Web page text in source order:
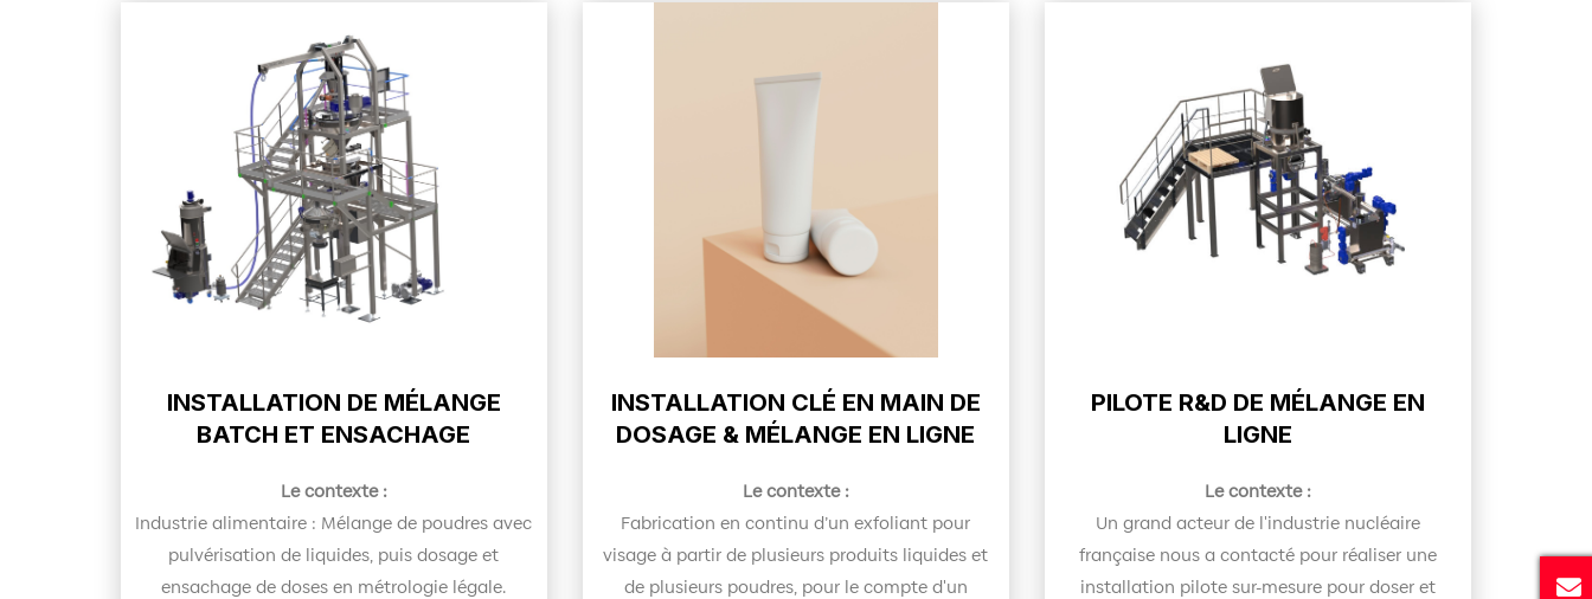
INSTALLATION DE MÉLANGE
BATCH ET ENSACHAGE
Le contexte :
Industrie alimentaire : Mélange de poudres avec
pulvérisation de liquides, puis dosage et
ensachage de doses en métrologie légale.
INSTALLATION CLÉ EN MAIN DE
DOSAGE & MÉLANGE EN LIGNE
Le contexte :
Fabrication en continu d’un exfoliant pour
visage à partir de plusieurs produits liquides et
de plusieurs poudres, pour le compte d'un
PILOTE R&D DE MÉLANGE EN
LIGNE
Le contexte :
Un grand acteur de l'industrie nucléaire
française nous a contacté pour réaliser une
installation pilote sur-mesure pour doser et